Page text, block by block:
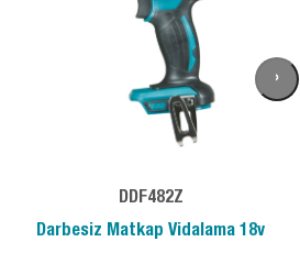
DDF482Z
Darbesiz Matkap Vidalama 18v
›